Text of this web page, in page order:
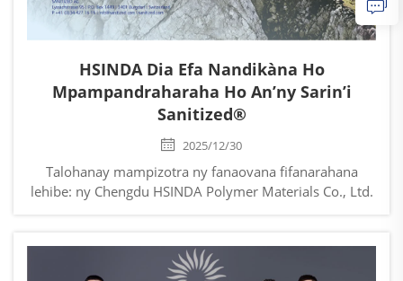
HSINDA Dia Efa Nandikàna Ho
Mpampandraharaha Ho An’ny Sarin’i
Sanitized®
2025/12/30
Talohanay mampizotra ny fanaovana fifanarahana
lehibe: ny Chengdu HSINDA Polymer Materials Co., Ltd.
fifanarahana io dia manambara fa ny ranon-kirihitra an-
tsipìro fampidinana an’i HSINDA’s...